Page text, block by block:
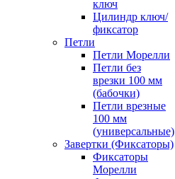
ключ
Цилиндр ключ/
фиксатор
Петли
Петли Морелли
Петли без
врезки 100 мм
(бабочки)
Петли врезные
100 мм
(универсальные)
Завертки (Фиксаторы)
Фиксаторы
Морелли